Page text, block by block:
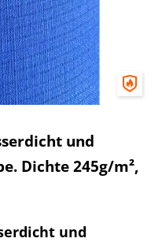
und
Dichte 245g/m²,
und